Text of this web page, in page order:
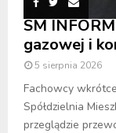
SM
gazowej i
5 sierpnia 2026
Fachowcy
Spółdzielnia
przeglądzie